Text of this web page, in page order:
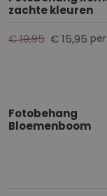
zachte kleuren
€ 15,95
€ 19,95
Fotobehang
Bloemenboom